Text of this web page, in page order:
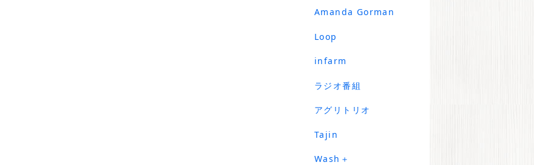
Amanda Gorman
Loop
infarm
ラジオ番組
アグリトリオ
Tajin
Wash＋